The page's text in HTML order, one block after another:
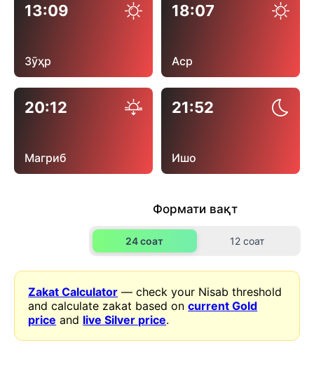
13:09
Зӯҳр
18:07
Аср
20:12
Магриб
21:52
Ишо
Формати вақт
24 соат 12 соат
Zakat Calculator — check your Nisab threshold
and calculate zakat based oncurrent Gold
price and live Silver price.